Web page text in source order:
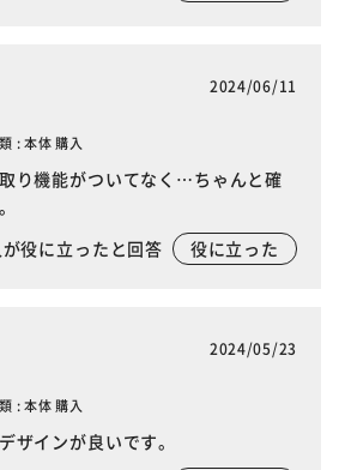
2024/06/11
: 本体 購入
り機能がついてなく…ちゃんと確
が役に立ったと回答 役に立った
2024/05/23
: 本体 購入
ザインが良いです。